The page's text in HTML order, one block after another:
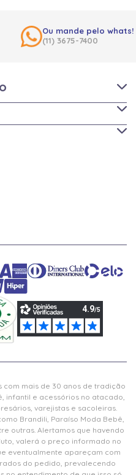
Ou mande pelo whats!
(11) 3675-7400
mais de 30 anos de tradição
infantil e acessórios no atacado,
varejistas e sacoleiras.
Brandili, Paraíso Moda Bebê,
outras. Alertamos que havendo
valerá o preço informado no
eventualmente apareçam com
do pedido, prevalecendo